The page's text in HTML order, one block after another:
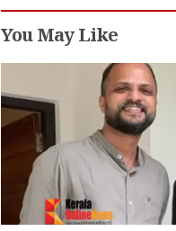
You May Like